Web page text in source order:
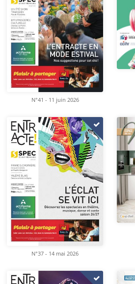
N°41 - 11 juin 2026
N°37 - 14 mai 2026